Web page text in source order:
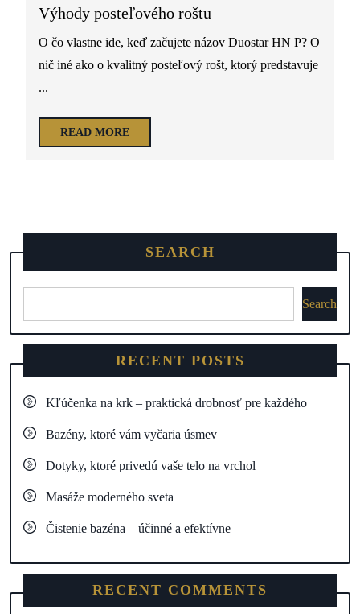
Výhody posteľového roštu
O čo vlastne ide, keď začujete názov Duostar HN P? O
nič iné ako o kvalitný posteľový rošt, ktorý predstavuje
...
READ MORE
SEARCH
Search
RECENT POSTS
Kľúčenka na krk – praktická drobnosť pre každého
Bazény, ktoré vám vyčaria úsmev
Dotyky, ktoré privedú vaše telo na vrchol
Masáže moderného sveta
Čistenie bazéna – účinné a efektívne
RECENT COMMENTS